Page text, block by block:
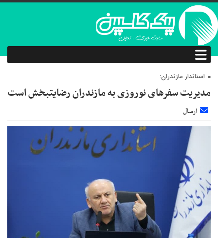
استاندار مازندران:
مدیریت سفرهای نوروزی به مازندران رضایتبخش است
ارسال